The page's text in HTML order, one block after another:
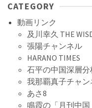
CATEGORY
動画リンク
及川幸久 THE
張陽チャンネル
HARANO TIMES
石平の中国深層分
我那覇真子チャン
あさ8
鳴霞の「月刊中国